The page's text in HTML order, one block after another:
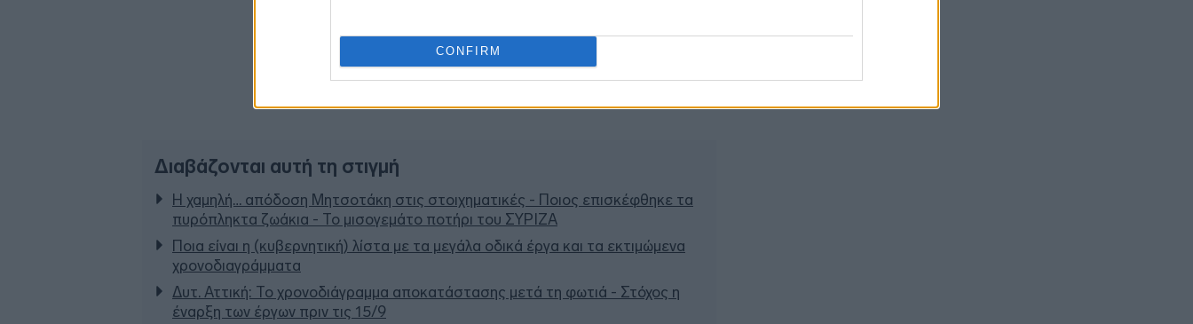
CONFIRM
Διαβάζονται αυτή τη στιγμή
Η χαμηλή… απόδοση Μητσοτάκη στις στοιχηματικές - Ποιος επισκέφθηκε τα
πυρόπληκτα ζωάκια - Το μισογεμάτο ποτήρι του ΣΥΡΙΖΑ
Ποια είναι η (κυβερνητική) λίστα με τα μεγάλα οδικά έργα και τα εκτιμώμενα
χρονοδιαγράμματα
Δυτ. Αττική: Το χρονοδιάγραμμα αποκατάστασης μετά τη φωτιά - Στόχος η
έναρξη των έργων πριν τις 15/9